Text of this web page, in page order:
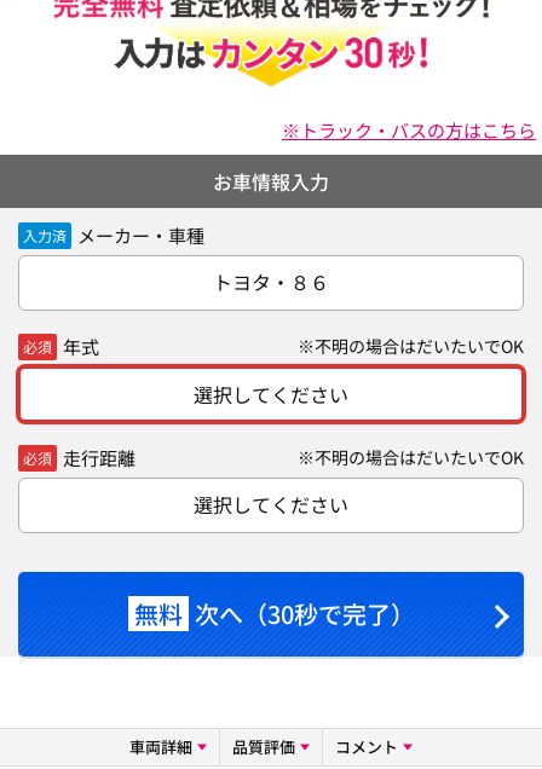
※トラック・バスの方はこちら
お車情報入力
入力済 メーカー・車種
トヨタ・８６
必須 年式 ※不明の場合はだいたいでOK
選択してください
必須 走行距離 ※不明の場合はだいたいでOK
選択してください
無料 次へ（30秒で完了）
車両詳細 品質評価 コメント